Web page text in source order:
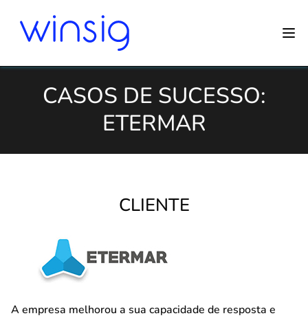
CASOS DE SUCESSO:
ETERMAR
CLIENTE
A empresa melhorou a sua capacidade de resposta e